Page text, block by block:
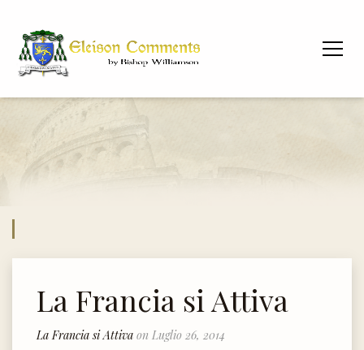
La Francia si Attiva
La Francia si Attiva on Luglio 26, 2014